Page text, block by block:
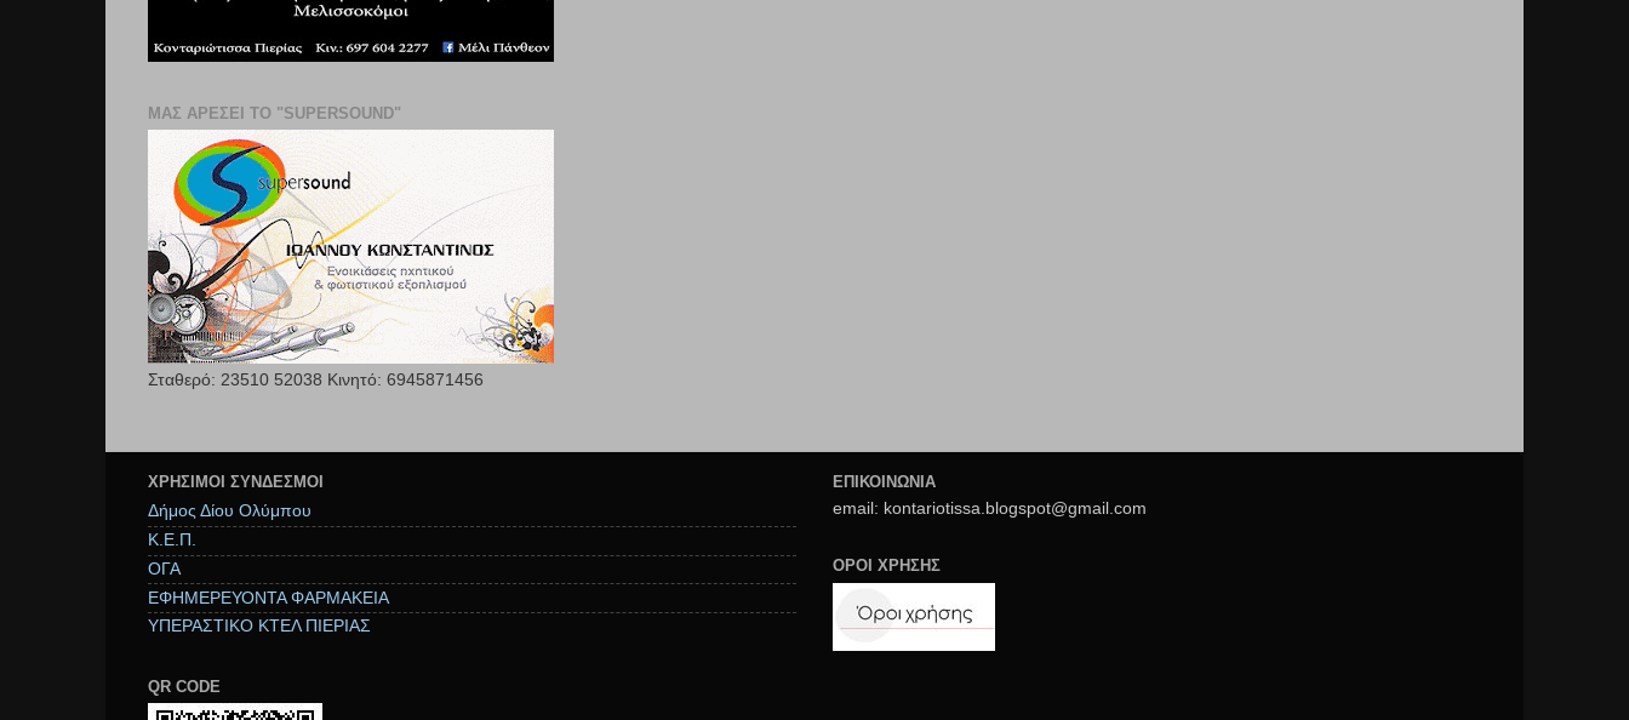
ΜΑΣ ΑΡΕΣΕΙ ΤΟ "SUPERSOUND"
Σταθερό: 23510 52038 Κινητό: 6945871456
ΧΡΉΣΙΜΟΙ ΣΥΝΔΕΣΜΟΙ
Δήμος Δίου Ολύμπου
Κ.Ε.Π.
ΟΓΑ
ΕΦΗΜΕΡΕΥΟΝΤΑ ΦΑΡΜΑΚΕΙΑ
ΥΠΕΡΑΣΤΙΚΟ ΚΤΕΛ ΠΙΕΡΙΑΣ
QR CODE
ΕΠΙΚΟΙΝΩΝΙΑ
email: kontariotissa.blogspot@gmail.com
ΟΡΟΙ ΧΡΗΣΗΣ